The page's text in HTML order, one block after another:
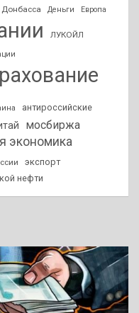
Деньги Европа
ЛУКОЙЛ
антироссийские
мосбиржа
экономика
экспорт
нефти